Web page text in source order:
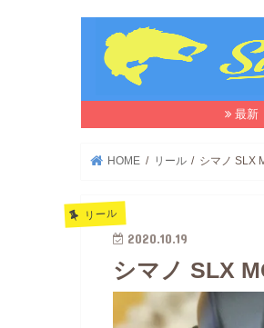
最新
HOME リール シマノ SLX
リール
2020.10.19
シマノ SLX